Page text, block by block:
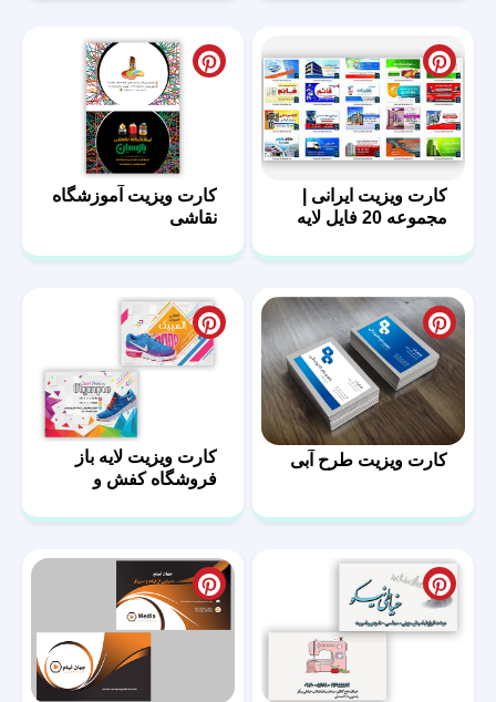
کارت ویزیت ایرانی |
مجموعه 20 فایل لایه
کارت ویزیت آموزشگاه
نقاشی
کارت ویزیت طرح آبی
کارت ویزیت لایه باز
فروشگاه کفش و